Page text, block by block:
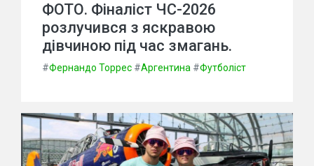
ФОТО. Фіналіст ЧС-2026
розлучився з яскравою
дівчиною під час змагань.
#Фернандо Торрес #Аргентина #Футболіст